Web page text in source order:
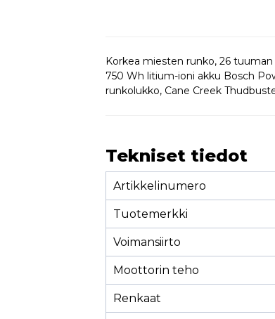
Korkea miesten runko, 26
750 Wh litium-ioni akku Bosch
runkolukko, Cane Creek
Tekniset tiedot
Artikkelinumero
Tuotemerkki
Voimansiirto
Moottorin teho
Renkaat